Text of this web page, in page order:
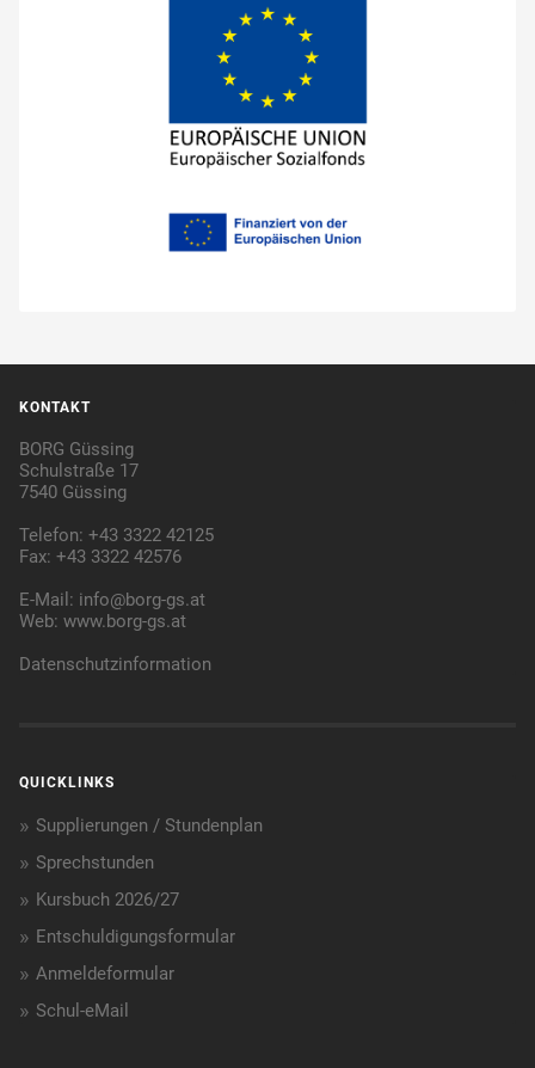
KONTAKT
BORG Güssing
Schulstraße 17
7540 Güssing
Telefon: +43 3322 42125
Fax: +43 3322 42576
E-Mail: info@borg-gs.at
Web:www.borg-gs.at
Datenschutzinformation
QUICKLINKS
Supplierungen / Stundenplan
Sprechstunden
Kursbuch 2026/27
Entschuldigungsformular
Anmeldeformular
Schul-eMail